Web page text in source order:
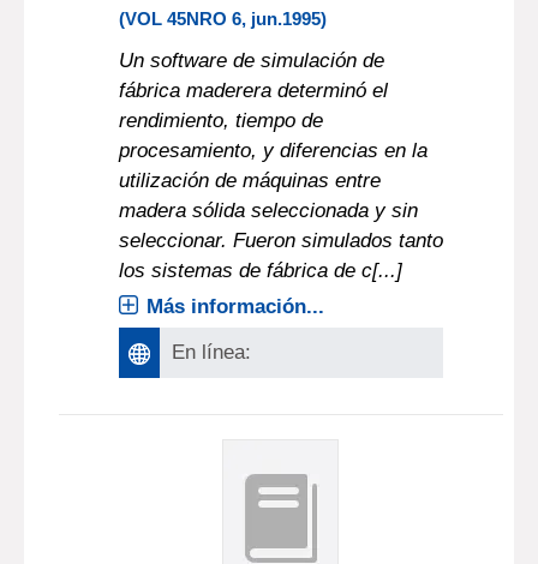
(VOL 45NRO 6, jun.1995)
Un software de simulación de
fábrica maderera determinó el
rendimiento, tiempo de
procesamiento, y diferencias en la
utilización de máquinas entre
madera sólida seleccionada y sin
seleccionar. Fueron simulados tanto
los sistemas de fábrica de c[...]
Más información...
En línea: